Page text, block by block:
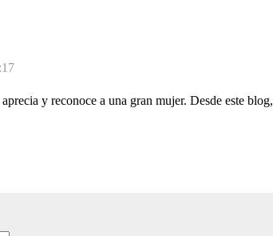
y reconoce a una gran mujer. Desde este blog,